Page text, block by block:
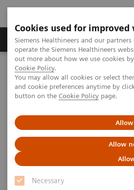
Cookies used for
Siemens Healthineers and our
operate the Siemens Healthineers
out more about how we use cookies
Cookie Policy.
You may allow all cookies or select
and cookie preferences anytime by
button on the Cookie Policy page.
Allow
Necessary
Produits & services
Accueil
Solutions informatiques
Solutions informatiques d’imagerie
syngo .via Frontier
syngo .via Frontier
Un environnement de